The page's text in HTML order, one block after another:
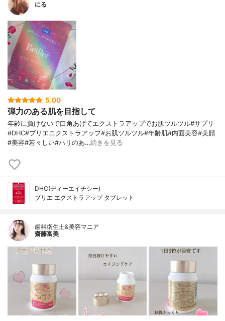
にる
5.00
弾力のある肌を目指して
年齢に負けないで口角あげてエクストラアップでお肌ツルツル#サプリ
#DHC#ブリエエクストラアップ#お肌ツルツル#年齢肌#内面美容#美顔
#美容#若々しい#ハリのあ…続きを見る
DHC(ディーエイチシー)
ブリエ エクストラアップ タブレット
歯科衛生士&美容マニア
齋藤富美